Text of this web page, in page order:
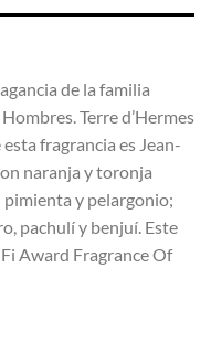
de la familia
Terre d’Hermes
fragrancia es Jean-
naranja y toronja
pimienta y pelargonio;
pachulí y benjuí. Este
Award Fragrance Of